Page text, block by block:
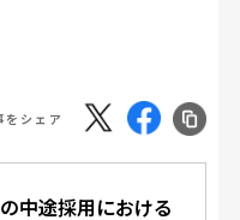
をシェア
中途採用における